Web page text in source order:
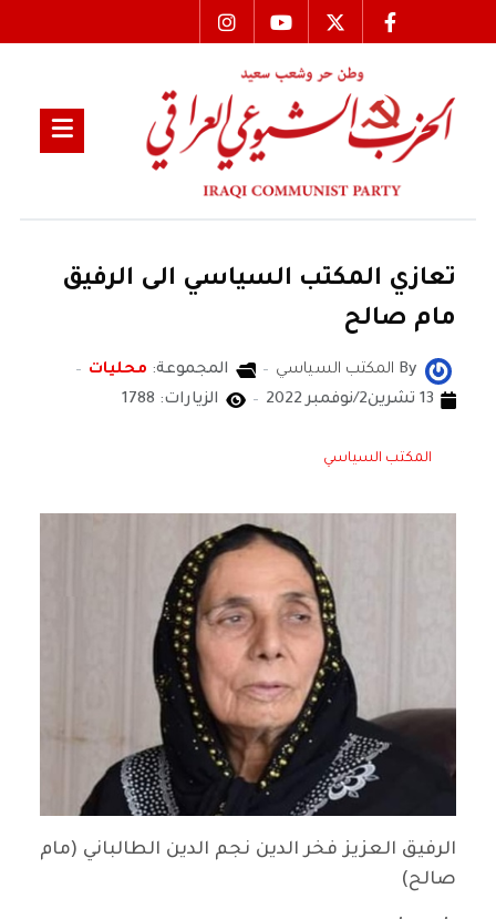
تعازي المكتب السياسي الى الرفيق
مام صالح
By المكتب السياسي المجموعة: محليات
13 تشرين2/نوفمبر 2022
الزيارات: 1788
المكتب السياسي
الرفيق العزيز فخر الدين نجم الدين الطالباني (مام
صالح)